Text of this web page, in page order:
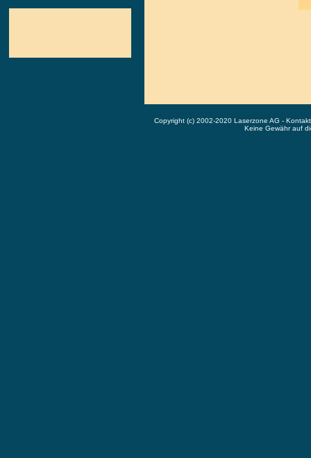
Copyright (c) 2002-2020 Laserzone AG -
Keine Gewähr auf